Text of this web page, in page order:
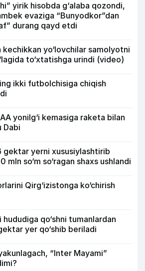
yirik hisobda g‘alaba qozondi,
evaziga “Bunyodkor”dan
durang qayd etdi
yo‘lovchilar samolyotni
to‘xtatishga urindi (video)
ikki futbolchisiga chiqish
yonilg‘i kemasiga raketa bilan
Dabi
gektar yerni xususiylashtirib
mln so‘m so‘ragan shaxs ushlandi
Qirg‘izistonga ko‘chirish
hududiga qo‘shni tumanlardan
yer qo‘shib beriladi
“Inter Mayami”